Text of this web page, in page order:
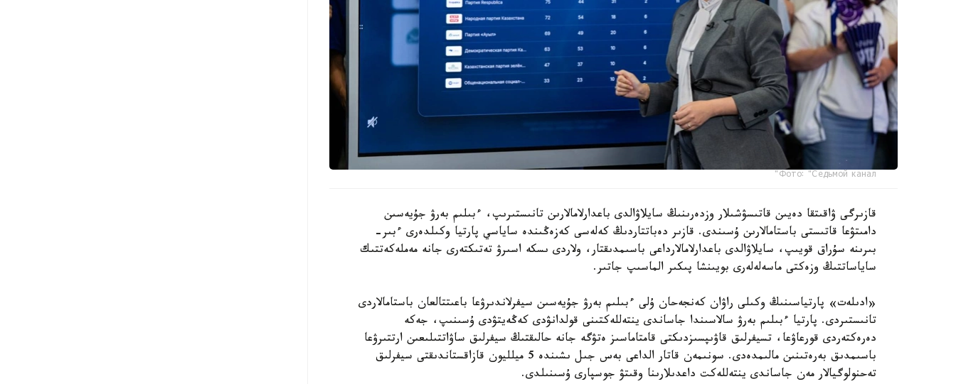
Фото: "Седьмой канал"
قازىرگى ۋاقىتقا دەيىن قاتىسۋشىلار وزدەرىنىڭ سايلاۋالدى باعدارلامالارىن تانىستىرىپ، ءبىلىم بەرۋ جۇيەسىن
دامىتۋعا قاتىستى باستامالارىن ۇسىندى. قازىر دەباتتاردىڭ كەلەسى كەزەڭىندە ساياسي پارتيا وكىلدەرى ءبىر-
بىرىنە سۇراق قويىپ، سايلاۋالدى باعدارلامالارداعى باسىمدىقتار، ولاردى ىسكە اسىرۋ تەتىكتەرى جانە مەملەكەتتىك
ساياساتتىڭ وزەكتى ماسەلەلەرى بويىنشا پىكىر الماسىپ جاتىر.
«ادىلەت» پارتياسىنىڭ وكىلى راۋان كەنجەحان ۇلى ءبىلىم بەرۋ جۇيەسىن سيفرلاندىرۋعا باعىتتالعان باستامالاردى
تانىستىردى. پارتيا ءبىلىم بەرۋ سالاسىندا جاساندى ينتەللەكتىنى قولدانۋدى كەڭەيتۋدى ۇسىنىپ، جەكە
دەرەكتەردى قورعاۋعا، تسيفرلىق قاۋىپسىزدىكتى قامتاماسىز ەتۋگە جانە حالىقتىڭ سيفرلىق ساۋاتتىلىعىن ارتتىرۋعا
باسىمدىق بەرەتىنىن مالىمدەدى. سونىمەن قاتار الداعى بەس جىل ىشىندە 5 ميلليون قازاقستاندىقتى سيفرلىق
تەحنولوگيالار مەن جاساندى ينتەللەكت داعدىلارىنا وقىتۋ جوسپارى ۇسىنىلدى.